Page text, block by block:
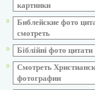
картинки
Библейские фото
смотреть
Біблійні фото цитати
Смотреть
фотографии